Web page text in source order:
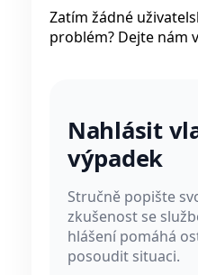
Zatím žádné
problém? Dejte nám
Nahlásit
výpadek
Stručně popište
zkušenost se
hlášení pomáhá
posoudit situaci.